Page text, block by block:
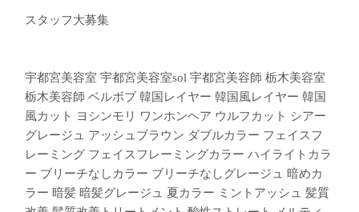
︎スタッフ大募集︎
宇都宮美容室 宇都宮美容室sol 宇都宮美容師 栃木美容室
栃木美容師 ベルボブ 韓国レイヤー 韓国風レイヤー 韓国
風カット ヨシンモリ ワンホンヘア ウルフカット シアー
グレージュ アッシュブラウン ダブルカラー フェイスフ
レーミング フェイスフレーミングカラー ハイライトカラ
ー ブリーチなしカラー ブリーチなしグレージュ 暗めカ
ラー 暗髪 暗髪グレージュ 夏カラー ミントアッシュ 髪質